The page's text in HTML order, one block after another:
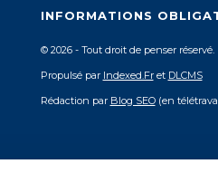
INFORMATIONS
© 2026 - Tout droit de penser réservé.
Propulsé par Indexed.Fret DLCMS
Rédaction par Blog SEO(en